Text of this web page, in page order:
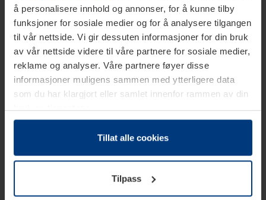
å personalisere innhold og annonser, for å kunne tilby
funksjoner for sosiale medier og for å analysere tilgangen
til vår nettside. Vi gir dessuten informasjoner for din bruk
av vår nettside videre til våre partnere for sosiale medier,
reklame og analyser. Våre partnere føyer disse
informasjoner muligens sammen med ytterligere data
som du har klargjort eller samlet innenfor rammen av din
bruk av tjenestene.
Etter loven kan vi lagre informasjonskapsler på din
datamaskin, hvis disse er absolutt nødvendig for drift av
trenger vi din tillatelse. Du kan når som helst endre eller
tilbakekalle ditt samtykke i forklaringen av
informasjonskapselen på sidenPersonvernerklæringpå
Tillat alle cookies
Tilpass